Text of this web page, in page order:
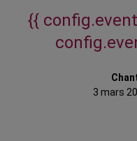
{{
3 mars